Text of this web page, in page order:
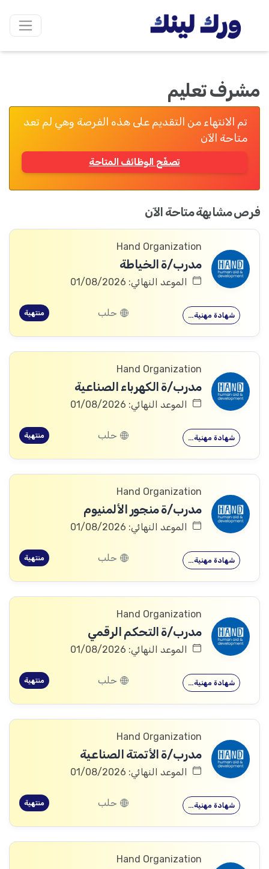
مشرف تعليم
تم الانتهاء من التقديم على هذه الفرصة وهي لم تعد
متاحة الآن
تصفّح الوظائف المتاحة
فرص مشابهة متاحة الآن
Hand Organization
مدرب/ة الخياطة
الموعد النهائي: 01/08/2026
شهادة مهنية… حلب منتهية
Hand Organization
مدرب/ة الكهرباء الصناعية
الموعد النهائي: 01/08/2026
شهادة مهنية… حلب منتهية
Hand Organization
مدرب/ة منجور الألمنيوم
الموعد النهائي: 01/08/2026
شهادة مهنية… حلب منتهية
Hand Organization
مدرب/ة التحكم الرقمي
الموعد النهائي: 01/08/2026
شهادة مهنية… حلب منتهية
Hand Organization
مدرب/ة الأتمتة الصناعية
الموعد النهائي: 01/08/2026
شهادة مهنية… حلب منتهية
Hand Organization